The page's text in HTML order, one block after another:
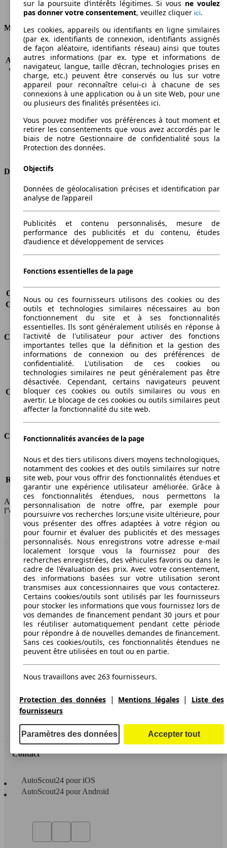
Consommation
Moteur et Puissance
KW (CH)
160 kW (218 PS)
Accélération (0-100 km/h) 7.6s
Vitesse maximale (km/h)
230 km/h
Nombre de vitesses
4
Couple
510 nm
Cylindrée
2987 ccm
Cylindres
6
Transmission
Boîte automatique
Type de traction
Propulsion arrière
Dimensions
Longueur
4999 mm
Hauteur
Empattement
3048 mm
Poids maximum
2385 kg
Charge maximale
Sièges
Capacité de remorquage (sans freins)
Capacité de remorquage (avec freins) 1725 kg
Volume du coffre
504 l
Consommation
Émissions de CO2*
215 g/km (komb.)
Consommation (ville)
10.8 l/100km
Consommation (route)
6.6 l/100km
Consommation (combinée)*
8.1 l/100km
Classe d'émissions
pas d'information
Capacité du réservoir
71 l
Classes d'assurance
Tous risques
-
Risques partiels
-
Responsabilité civile -
HSN/TSN
n.c/n.c.
AutoScout24 France SAS décline toute responsabilité concernant
l''exactitude des indications fournies.
Haut
AutoScout24: la plus grande plateforme en ligne de
voitures en Europe
AutoScout24
A propos d'AutoScout24
Conditions d'utilisation
Informations légales
Protection des données
Service
Espace Pro
Contact
AutoScout24 pour iOS
AutoScout24 pour Android
sur la poursuite d’intérêts légitimes. Si vous ne voulez
pas donner votre consentement, veuillez cliquer ici.
Les cookies, appareils ou identifiants en ligne similaires
(par ex. identifiants de connexion, identifiants assignés
de façon aléatoire, identifiants réseau) ainsi que toutes
autres informations (par ex. type et informations de
navigateur, langue, taille d’écran, technologies prises en
charge, etc.) peuvent être conservés ou lus sur votre
appareil pour reconnaître celui-ci à chacune de ses
connexions à une application ou à un site Web, pour une
ou plusieurs des finalités présentées ici.
Vous pouvez modifier vos préférences à tout moment et
retirer les consentements que vous avez accordés par le
biais de notre Gestionnaire de confidentialité sous la
Protection des données.
Objectifs
Données de géolocalisation précises et identification par
analyse de l’appareil
Publicités et contenu personnalisés, mesure de
performance des publicités et du contenu, études
d’audience et développement de services
Fonctions essentielles de la page
Nous ou ces fournisseurs utilisons des cookies ou des
outils et technologies similaires nécessaires au bon
fonctionnement du site et à ses fonctionnalités
essentielles. Ils sont généralement utilisés en réponse à
l'activité de l'utilisateur pour activer des fonctions
importantes telles que la définition et la gestion des
informations de connexion ou des préférences de
confidentialité. L'utilisation de ces cookies ou
technologies similaires ne peut généralement pas être
désactivée. Cependant, certains navigateurs peuvent
bloquer ces cookies ou outils similaires ou vous en
avertir. Le blocage de ces cookies ou outils similaires peut
affecter la fonctionnalité du site web.
Fonctionnalités avancées de la page
Nous et des tiers utilisons divers moyens technologiques,
notamment des cookies et des outils similaires sur notre
site web, pour vous offrir des fonctionnalités étendues et
garantir une expérience utilisateur améliorée. Grâce à
ces fonctionnalités étendues, nous permettons la
personnalisation de notre offre, par exemple pour
poursuivre vos recherches lors;une visite ultérieure, pour
vous présenter des offres adaptées à votre région ou
pour fournir et évaluer des publicités et des messages
personnalisés. Nous enregistrons votre adresse e-mail
localement lorsque vous la fournissez pour des
recherches enregistrées, des véhicules favoris ou dans le
cadre de l'évaluation des prix. Avec votre consentement,
des informations basées sur votre utilisation seront
transmises aux concessionnaires que vous contacterez.
Certains cookies/outils sont utilisés par les fournisseurs
pour stocker les informations que vous fournissez lors de
vos demandes de financement pendant 30 jours et pour
les réutiliser automatiquement pendant cette période
pour répondre à de nouvelles demandes de financement.
Sans ces cookies/outils, ces fonctionnalités étendues ne
peuvent être utilisées en tout ou en partie.
Nous travaillons avec 263 fournisseurs.
Protection des données | Mentions légales|
Liste des
fournisseurs
Paramètres des données Accepter tout